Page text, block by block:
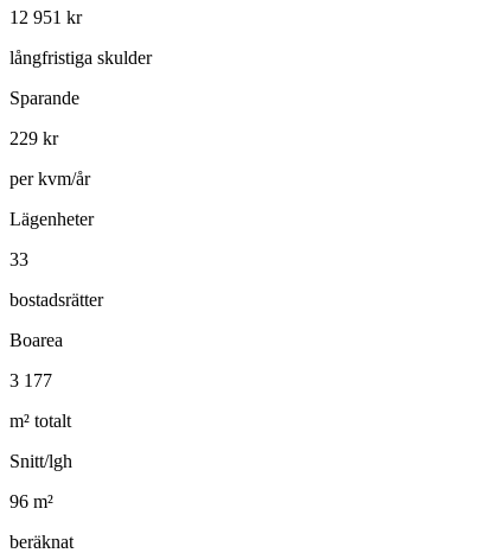
12 951 kr
långfristiga skulder
Sparande
229 kr
per kvm/år
Lägenheter
33
bostadsrätter
Boarea
3 177
m² totalt
Snitt/lgh
96 m²
beräknat